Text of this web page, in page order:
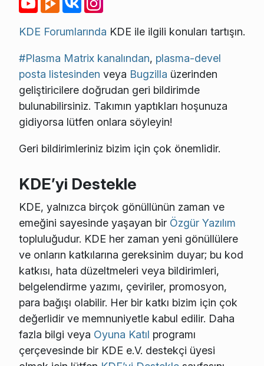
KDE Forumlarında KDE ile ilgili konuları tartışın.
#Plasma Matrix kanalından, plasma-devel
posta listesinden veya Bugzilla üzerinden
geliştiricilere doğrudan geri bildirimde
bulunabilirsiniz. Takımın yaptıkları hoşunuza
gidiyorsa lütfen onlara söyleyin!
Geri bildirimleriniz bizim için çok önemlidir.
KDE’yi Destekle
KDE, yalnızca birçok gönüllünün zaman ve
emeğini sayesinde yaşayan bir Özgür Yazılım
topluluğudur. KDE her zaman yeni gönüllülere
ve onların katkılarına gereksinim duyar; bu kod
katkısı, hata düzeltmeleri veya bildirimleri,
belgelendirme yazımı, çeviriler, promosyon,
para bağışı olabilir. Her bir katkı bizim için çok
değerlidir ve memnuniyetle kabul edilir. Daha
fazla bilgi veya Oyuna Katıl programı
çerçevesinde bir KDE e.V. destekçi üyesi